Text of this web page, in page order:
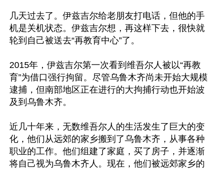
几天过去了。伊兹吉尔给老朋友打电话，但他的手
机是关机状态。伊兹吉尔想，再这样下去，很快就
轮到自己被送去“再教育中心”了。
2015年，伊兹吉尔第一次看到维吾尔人被以“再教
育”为借口强行拘留。尽管乌鲁木齐尚未开始大规模
逮捕，但南部地区正在进行的大拘捕行动也开始波
及到乌鲁木齐。
近几十年来，无数维吾尔人的生活发生了巨大的变
化，他们从远郊的家乡搬到了乌鲁木齐，从事各种
职业的工作。他们组建了家庭，买了房子，并逐渐
将自己视为乌鲁木齐人。现在，他们被远郊家乡的